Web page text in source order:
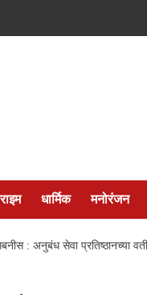
धार्मिक मनोरंजन
: अनुबंध सेवा प्रतिष्ठानच्या